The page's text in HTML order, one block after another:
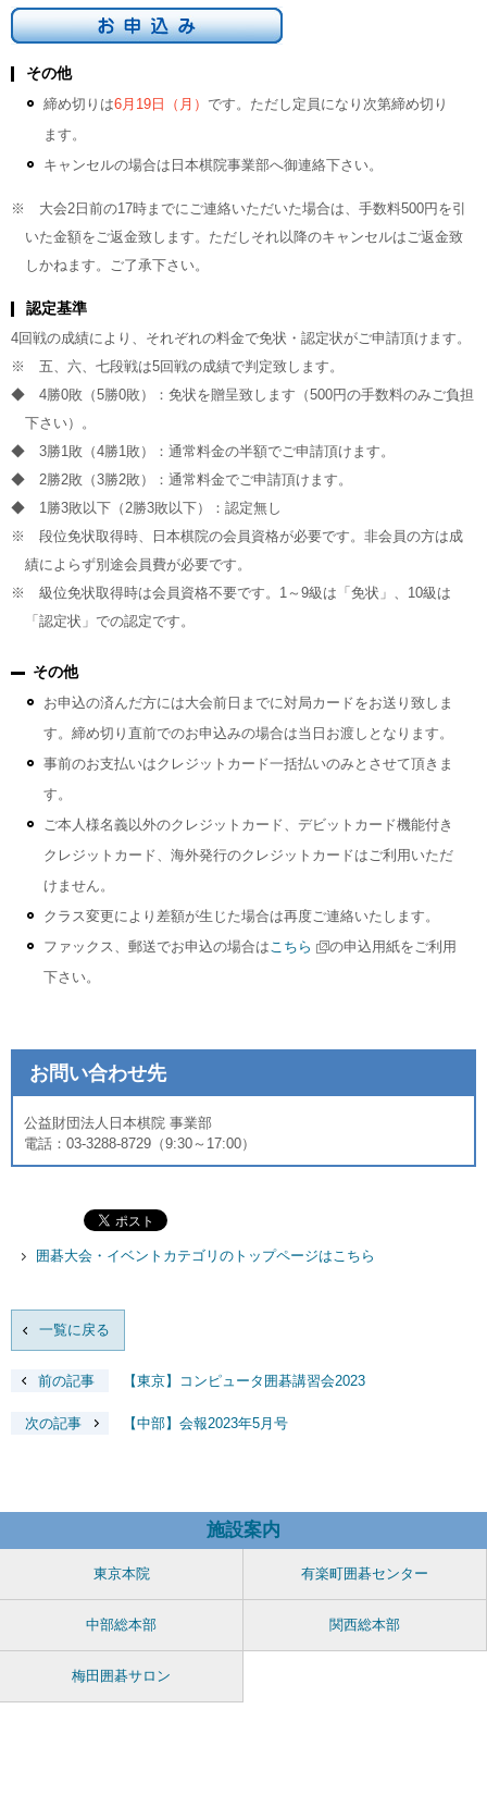
その他
締め切りは6月19日（月） です。ただし定員になり次第締め切り
ます。
キャンセルの場合は日本棋院事業部へ御連絡下さい。
※ 大会2日前の17時までにご連絡いただいた場合は、手数料500円を引
いた金額をご返金致します。ただしそれ以降のキャンセルはご返金致
しかねます。ご了承下さい。
認定基準
4回戦の成績により、それぞれの料金で免状・認定状がご申請頂けます。
※ 五、六、七段戦は5回戦の成績で判定致します。
◆ 4勝0敗（5勝0敗）：免状を贈呈致します（500円の手数料のみご負担
下さい）。
◆ 3勝1敗（4勝1敗）：通常料金の半額でご申請頂けます。
◆ 2勝2敗（3勝2敗）：通常料金でご申請頂けます。
◆ 1勝3敗以下（2勝3敗以下）：認定無し
※ 段位免状取得時、日本棋院の会員資格が必要です。非会員の方は成
績によらず別途会員費が必要です。
※ 級位免状取得時は会員資格不要です。1～9級は「免状」、10級は
「認定状」での認定です。
その他
お申込の済んだ方には大会前日までに対局カードをお送り致しま
す。締め切り直前でのお申込みの場合は当日お渡しとなります。
事前のお支払いはクレジットカード一括払いのみとさせて頂きま
す。
ご本人様名義以外のクレジットカード、デビットカード機能付き
クレジットカード、海外発行のクレジットカードはご利用いただ
けません。
クラス変更により差額が生じた場合は再度ご連絡いたします。
ファックス、郵送でお申込の場合は こちら
の申込用紙をご利用
下さい。
お問い合わせ先
公益財団法人日本棋院 事業部
電話：03-3288-8729（9:30～17:00）
囲碁大会・イベントカテゴリのトップページはこちら
一覧に戻る
前の記事 【東京】コンピュータ囲碁講習会2023
次の記事 【中部】会報2023年5月号
施設案内
東京本院 有楽町囲碁センター
中部総本部 関西総本部
梅田囲碁サロン